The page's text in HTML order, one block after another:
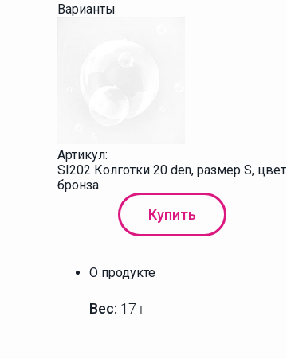
Варианты
Артикул:
SI202 Колготки 20 den, размер S, цвет
бронза
Купить
О продукте
Вес: 17 г